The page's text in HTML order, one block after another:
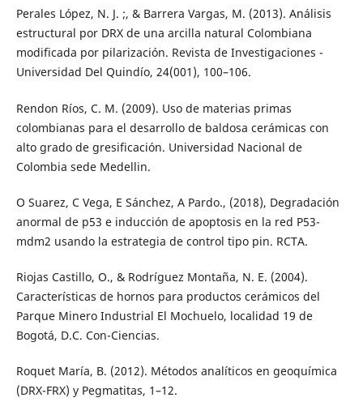
Perales López, N. J. ;, & Barrera Vargas, M. (2013). Análisis
estructural por DRX de una arcilla natural Colombiana
modificada por pilarización. Revista de Investigaciones -
Universidad Del Quindío, 24(001), 100–106.
Rendon Ríos, C. M. (2009). Uso de materias primas
colombianas para el desarrollo de baldosa cerámicas con
alto grado de gresificación. Universidad Nacional de
Colombia sede Medellin.
O Suarez, C Vega, E Sánchez, A Pardo., (2018), Degradación
anormal de p53 e inducción de apoptosis en la red P53-
mdm2 usando la estrategia de control tipo pin. RCTA.
Riojas Castillo, O., & Rodríguez Montaña, N. E. (2004).
Características de hornos para productos cerámicos del
Parque Minero Industrial El Mochuelo, localidad 19 de
Bogotá, D.C. Con-Ciencias.
Roquet María, B. (2012). Métodos analíticos en geoquímica
(DRX-FRX) y Pegmatitas, 1–12.